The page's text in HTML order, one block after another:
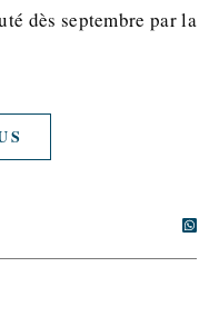
dès septembre par la